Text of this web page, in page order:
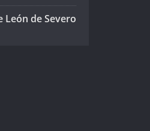
León de Severo